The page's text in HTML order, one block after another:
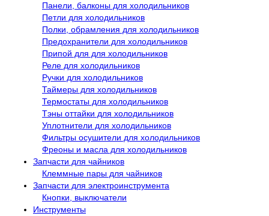
Панели, балконы для холодильников
Петли для холодильников
Полки, обрамления для холодильников
Предохранители для холодильников
Припой для для холодильников
Реле для холодильников
Ручки для холодильников
Таймеры для холодильников
Термостаты для холодильников
Тэны оттайки для холодильников
Уплотнители для холодильников
Фильтры осушители для холодильников
Фреоны и масла для холодильников
Запчасти для чайников
Клеммные пары для чайников
Запчасти для электроинструмента
Кнопки, выключатели
Инструменты